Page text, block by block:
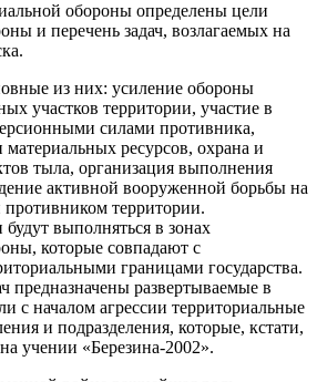
обороны определены цели
и перечень задач, возлагаемых на
из них: усиление обороны
участков территории, участие в
силами противника,
материальных ресурсов, охрана и
тыла, организация выполнения
активной вооруженной борьбы на
противником территории.
выполняться в зонах
которые совпадают с
границами государства.
предназначены развертываемые в
с началом агрессии территориальные
и подразделения, которые, кстати,
учении «Березина-2002».